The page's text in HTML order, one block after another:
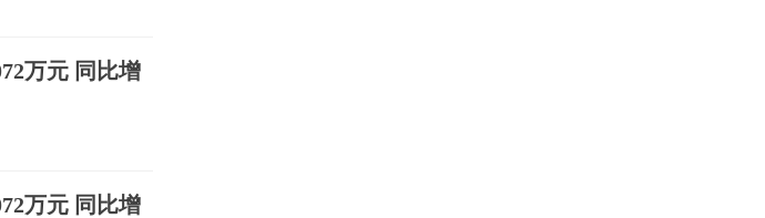
万元 同比增
万元 同比增